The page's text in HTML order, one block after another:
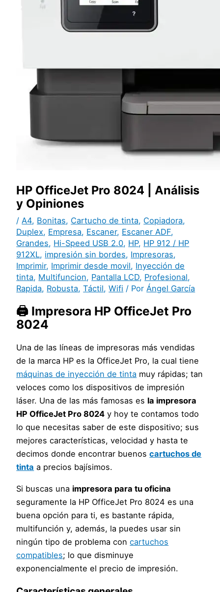
HP OfficeJet Pro 8024 | Análisis
y Opiniones
/A4, Bonitas, Cartucho de tinta, Copiadora,
Duplex, Empresa, Escaner, Escaner ADF,
Grandes, Hi-Speed USB 2.0, HP, HP 912 / HP
912XL, impresión sin bordes, Impresoras,
Imprimir, Imprimir desde movil, Inyección de
tinta, Multifuncion, Pantalla LCD, Profesional,
Rapida, Robusta,Táctil,Wifi / PorÁngel García
🖨️ Impresora HP OfficeJet Pro
8024
Una de las líneas de impresoras más vendidas
de la marca HP es la OfficeJet Pro, la cual tiene
máquinas de inyección de tinta muy rápidas; tan
veloces como los dispositivos de impresión
láser. Una de las más famosas es la impresora
HP OfficeJet Pro 8024 y hoy te contamos todo
lo que necesitas saber de este dispositivo; sus
mejores características, velocidad y hasta te
decimos donde encontrar buenoscartuchos de
tinta a precios bajísimos.
Si buscas una impresora para tu oficina
seguramente la HP OfficeJet Pro 8024 es una
buena opción para ti, es bastante rápida,
multifunción y, además, la puedes usar sin
ningún tipo de problema concartuchos
compatibles; lo que disminuye
exponencialmente el precio de impresión.